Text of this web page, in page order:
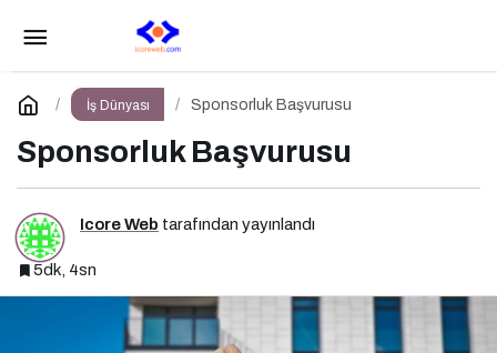
İş Dünyası Sponsorluk Başvurusu
Sponsorluk Başvurusu
Icore Web tarafından yayınlandı
5dk, 4sn
3F 1M Etkinliği 15 Ekim’de Gerçekleşecek!
Yorum Yap